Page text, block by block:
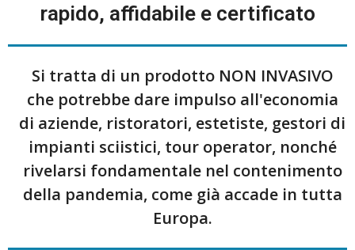
rapido, affidabile e certificato
Si tratta di un prodotto NON INVASIVO
che potrebbe dare impulso all'economia
di aziende, ristoratori, estetiste, gestori di
impianti sciistici, tour operator, nonché
rivelarsi fondamentale nel contenimento
della pandemia, come già accade in tutta
Europa.